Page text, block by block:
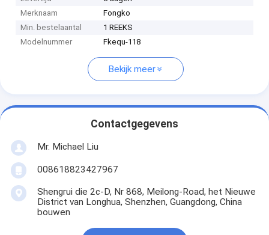
Merknaam
Fongko
Min. bestelaantal
1 REEKS
Modelnummer
Fkequ-118
Bekijk meer
Contactgegevens
Mr. Michael Liu
008618823427967
Shengrui die 2c-D, Nr 868, Meilong-Road, het Nieuwe
District van Longhua, Shenzhen, Guangdong, China
bouwen